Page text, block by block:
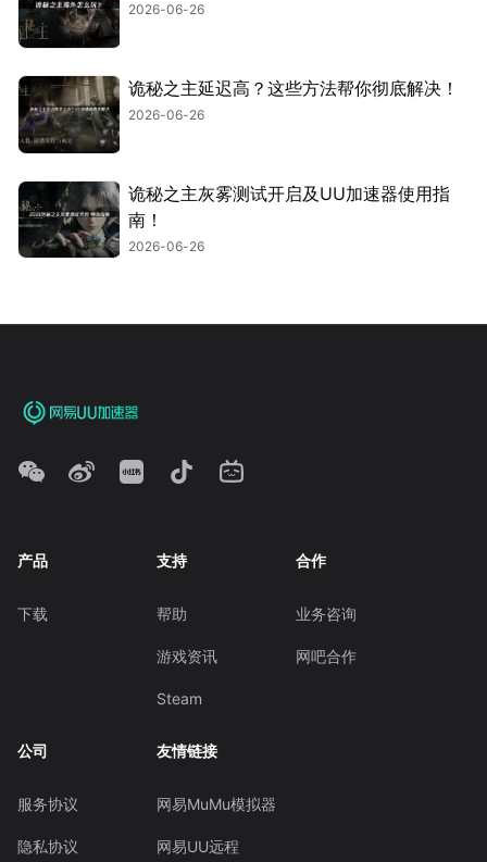
2026-06-26
诡秘之主延迟高？这些方法帮你彻底解决！
2026-06-26
诡秘之主灰雾测试开启及UU加速器使用指
南！
2026-06-26
产品
下载
支持
帮助
游戏资讯
Steam
合作
业务咨询
网吧合作
公司
服务协议
隐私协议
友情链接
网易MuMu模拟器
网易UU远程